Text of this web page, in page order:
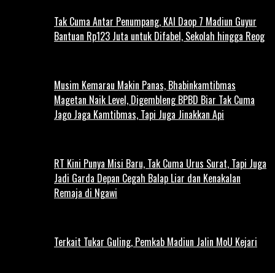
Tak Cuma Antar Penumpang, KAI Daop 7 Madiun Guyur
Bantuan Rp123 Juta untuk Difabel, Sekolah hingga Reog
Musim Kemarau Makin Panas, Bhabinkamtibmas
Magetan Naik Level, Digembleng BPBD Biar Tak Cuma
Jago Jaga Kamtibmas, Tapi Juga Jinakkan Api
RT Kini Punya Misi Baru, Tak Cuma Urus Surat, Tapi Juga
Jadi Garda Depan Cegah Balap Liar dan Kenakalan
Remaja di Ngawi
Terkait Tukar Guling, Pemkab Madiun Jalin MoU Kejari